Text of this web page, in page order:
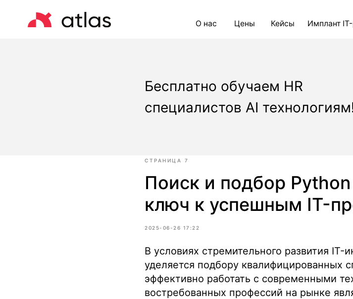
Цены Кейсы Имплант IT-рекрутер
Бесплатно обучаем HR
специалистов AI
СТРАНИЦА 7
Поиск и подбор
ключ к успешным IT-
2025-06-26 17:22
В условиях стремительного развития IT-
уделяется подбору квалифицированных
эффективно работать с современными
востребованных профессий на рынке